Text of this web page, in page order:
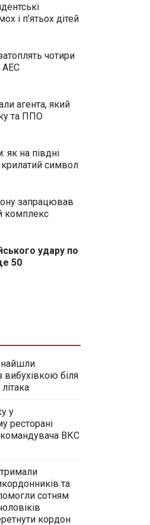
і п’ятьох дітей
чотири
АЕС
агента, який
та ППО
як на півдні
символ
запрацював
комплекс
50
вибухівкою біля
у
ресторані
командувача ВКС
та
сотням
кордон